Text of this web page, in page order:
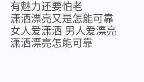
有魅力还要怕老
潇洒漂亮又是怎能可靠
女人爱潇洒 男人爱漂亮
潇洒漂亮怎能可靠